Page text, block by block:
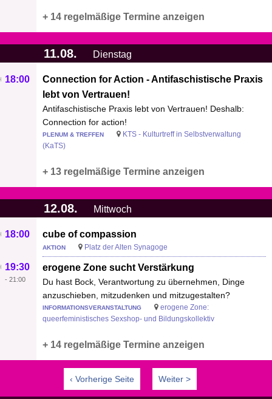
+ 14 regelmäßige Termine anzeigen
11.08. Dienstag
Connection for Action - Antifaschistische Praxis
lebt von Vertrauen!
Antifaschistische Praxis lebt von Vertrauen! Deshalb:
Connection for action!
18:00
PLENUM & TREFFEN
KTS - Kulturtreff in Selbstverwaltung
(KaTS)
+ 13 regelmäßige Termine anzeigen
12.08. Mittwoch
cube of compassion
18:00
AKTION Platz der Alten Synagoge
erogene Zone sucht Verstärkung
Du hast Bock, Verantwortung zu übernehmen, Dinge
anzuschieben, mitzudenken und mitzugestalten?
19:30
- 21:00
INFORMATIONSVERANSTALTUNG
erogene Zone:
queerfeministisches Sexshop- und Bildungskollektiv
+ 14 regelmäßige Termine anzeigen
‹ Vorherige Seite Weiter >